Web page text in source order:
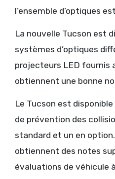
l’ensemble d’optiques
La nouvelle Tucson est
systèmes d’optiques
projecteurs LED fournis
obtiennent une bonne
Le Tucson est
de prévention des
standard et un en
obtiennent des notes
évaluations de véhicule